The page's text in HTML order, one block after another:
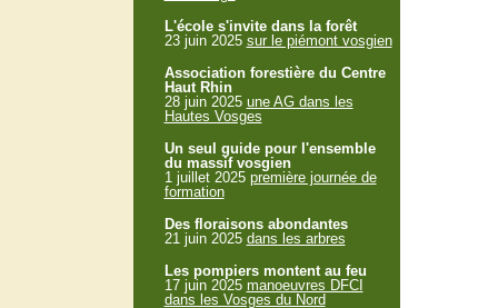
L'école s'invite dans la forêt
23 juin 2025 sur le piémont vosgien
Association forestière du Centre
Haut Rhin
28 juin 2025 une AG dans les
Hautes Vosges
Un seul guide pour l'ensemble
du massif vosgien
1 juillet 2025 première journée de
formation
Des floraisons abondantes
21 juin 2025 dans les arbres
Les pompiers montent au feu
17 juin 2025 manoeuvres DFCI
dans les Vosges du Nord